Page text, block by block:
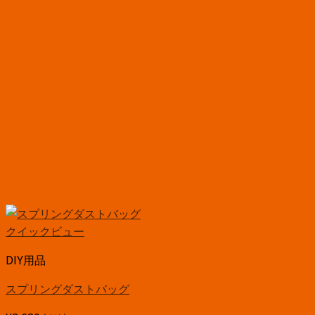
クイックビュー
DIY用品
スプリングダストバッグ